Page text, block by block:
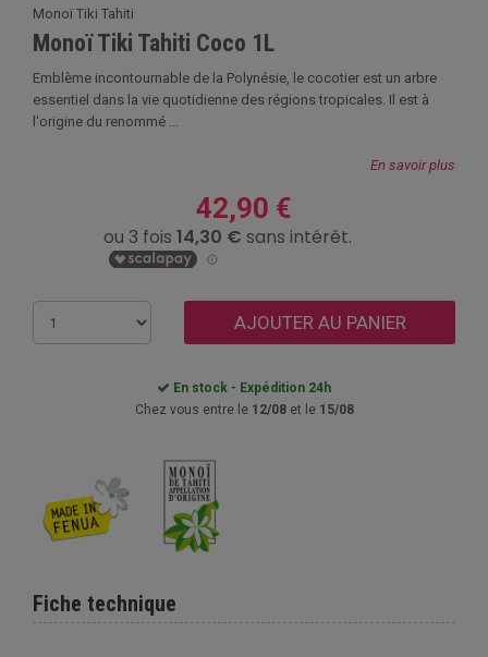
Monoï Tiki Tahiti
Monoï Tiki Tahiti Coco 1L
Emblème incontournable de la Polynésie, le cocotier est un arbre
essentiel dans la vie quotidienne des régions tropicales. Il est à
l'origine du renommé ...
En savoir plus
42,90 €
AJOUTER AU PANIER
En stock - Expédition 24h
Chez vous entre le 12/08et le 15/08
Fiche technique